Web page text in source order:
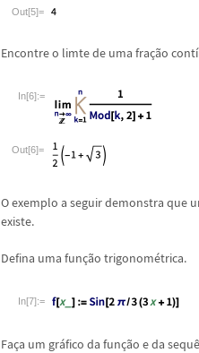
Out[5]=
Encontre o limte de uma fração contí
In[6]:=
Out[6]=
O exemplo a seguir demonstra que
existe.
Defina uma função trigonométrica.
In[7]:=
Faça um gráfico da função e da sequê